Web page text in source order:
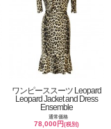
ワンピーススーツ Leopard
Leopard Jacket and Dress
Ensemble
通常価格
78,000円(税別)